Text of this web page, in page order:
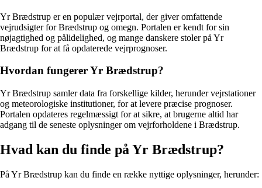
Yr Brædstrup er en populær vejrportal, der giver omfattende
vejrudsigter for Brædstrup og omegn. Portalen er kendt for sin
nøjagtighed og pålidelighed, og mange danskere stoler på Yr
Brædstrup for at få opdaterede vejrprognoser.
Hvordan fungerer Yr Brædstrup?
Yr Brædstrup samler data fra forskellige kilder, herunder vejrstationer
og meteorologiske institutioner, for at levere præcise prognoser.
Portalen opdateres regelmæssigt for at sikre, at brugerne altid har
adgang til de seneste oplysninger om vejrforholdene i Brædstrup.
Hvad kan du finde på Yr Brædstrup?
På Yr Brædstrup kan du finde en række nyttige oplysninger, herunder: